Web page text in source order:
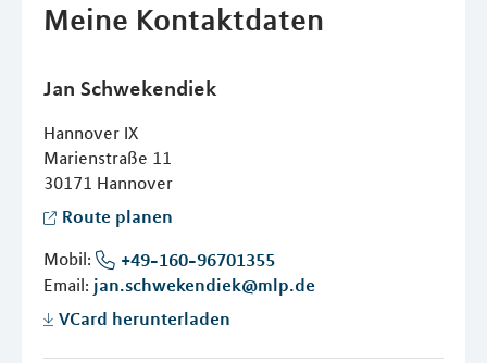
Meine Kontaktdaten
Jan Schwekendiek
Hannover IX
Marienstraße 11
30171 Hannover
Route planen
Mobil:
+49-160-96701355
Email: jan.schwekendiek@mlp.de
VCard herunterladen